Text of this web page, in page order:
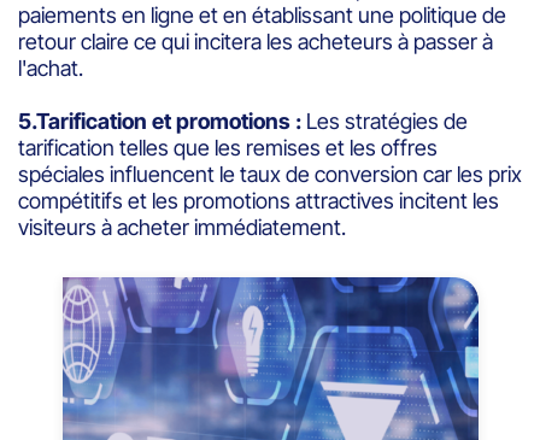
paiements en ligne et en établissant une politique de
retour claire ce qui incitera les acheteurs à passer à
l'achat.
5.Tarification et promotions : Les stratégies de
tarification telles que les remises et les offres
spéciales influencent le taux de conversion car les prix
compétitifs et les promotions attractives incitent les
visiteurs à acheter immédiatement.